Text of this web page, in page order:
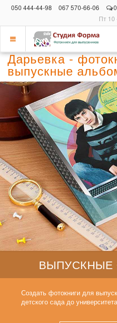
050 444-44-98 067 570-66-06
Пт 10
Показать
меню
Дарьевка -
выпускные
ВЫПУСКНЫЕ
Создать фотокниги для
детского сада до